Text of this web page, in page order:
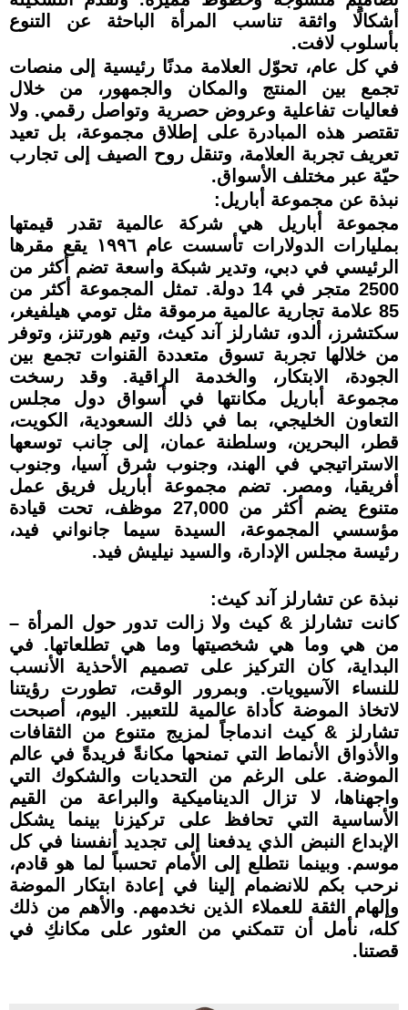
أشكالًا واثقة تناسب المرأة الباحثة عن التنوع
بأسلوب لافت.
في كل عام، تحوّل العلامة مدنًا رئيسية إلى منصات
تجمع بين المنتج والمكان والجمهور، من خلال
فعاليات تفاعلية وعروض حصرية وتواصل رقمي. ولا
تقتصر هذه المبادرة على إطلاق مجموعة، بل تعيد
تعريف تجربة العلامة، وتنقل روح الصيف إلى تجارب
حيّة عبر مختلف الأسواق.
نبذة عن مجموعة أباريل:
مجموعة أباريل هي شركة عالمية تقدر قيمتها
بمليارات الدولارات تأسست عام ١٩٩٦ يقع مقرها
الرئيسي في دبي، وتدير شبكة واسعة تضم أكثر من
2500 متجر في 14 دولة. تمثل المجموعة أكثر من
85 علامة تجارية عالمية مرموقة مثل تومي هيلفيغر،
سكتشرز، ألدو، تشارلز آند كيث، وتيم هورتنز، وتوفر
من خلالها تجربة تسوق متعددة القنوات تجمع بين
الجودة، الابتكار، والخدمة الراقية. وقد رسخت
مجموعة أباريل مكانتها في أسواق دول مجلس
التعاون الخليجي، بما في ذلك السعودية، الكويت،
قطر، البحرين، وسلطنة عمان، إلى جانب توسعها
الاستراتيجي في الهند، وجنوب شرق آسيا، وجنوب
أفريقيا، ومصر. تضم مجموعة أباريل فريق عمل
متنوع يضم أكثر من 27,000 موظف، تحت قيادة
مؤسسي المجموعة، السيدة سيما جانواني فيد،
رئيسة مجلس الإدارة، والسيد نيليش فيد.
نبذة عن تشارلز آند كيث:
كانت تشارلز & كيث ولا زالت تدور حول المرأة –
من هي وما هي شخصيتها وما هي تطلعاتها. في
البداية، كان التركيز على تصميم الأحذية الأنسب
للنساء الآسيويات. وبمرور الوقت، تطورت رؤيتنا
لاتخاذ الموضة كأداة عالمية للتعبير. اليوم، أصبحت
تشارلز & كيث اندماجاً لمزيج متنوع من الثقافات
والأذواق الأنماط التي تمنحها مكانةً فريدةً في عالم
الموضة. على الرغم من التحديات والشكوك التي
واجهناها، لا تزال الديناميكية والبراعة من القيم
الأساسية التي تحافظ على تركيزنا بينما يشكل
الإبداع النبض الذي يدفعنا إلى تجديد أنفسنا في كل
موسم. وبينما نتطلع إلى الأمام تحسباً لما هو قادم،
نرحب بكم للانضمام إلينا في إعادة ابتكار الموضة
وإلهام الثقة للعملاء الذين نخدمهم. والأهم من ذلك
كله، نأمل أن تتمكني من العثور على مكانكِ في
قصتنا.